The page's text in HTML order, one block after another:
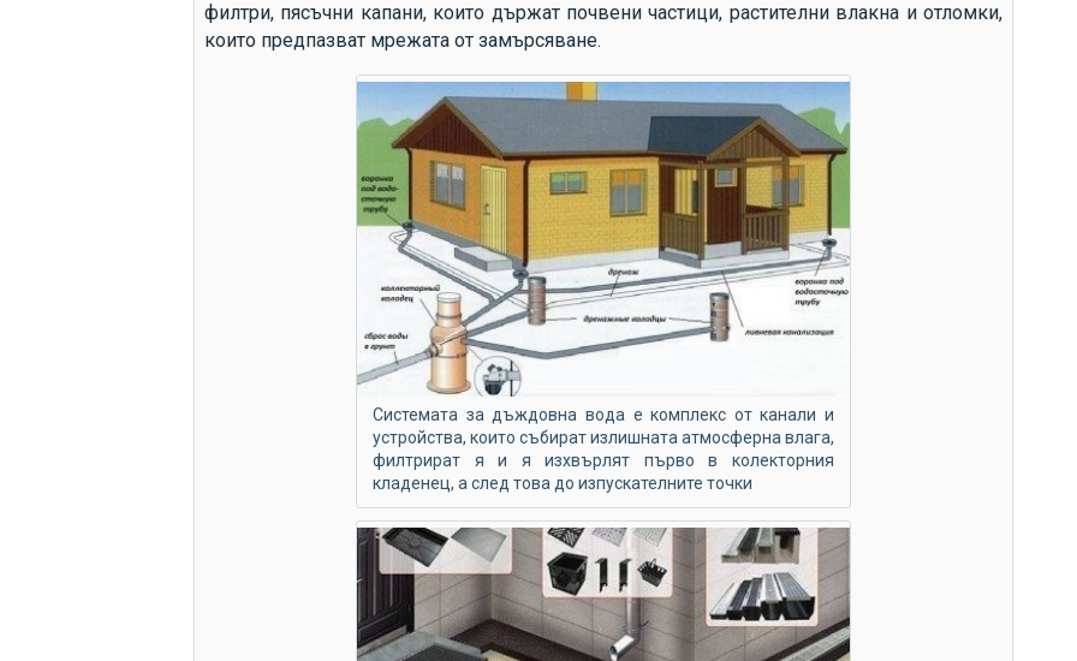
филтри, пясъчни капани, които държат почвени частици, растителни влакна и отломки,
които предпазват мрежата от замърсяване.
Системата за дъждовна вода е комплекс от канали и
устройства, които събират излишната атмосферна влага,
филтрират я и я изхвърлят първо в колекторния
кладенец, а след това до изпускателните точки